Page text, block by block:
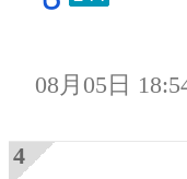
08月05日